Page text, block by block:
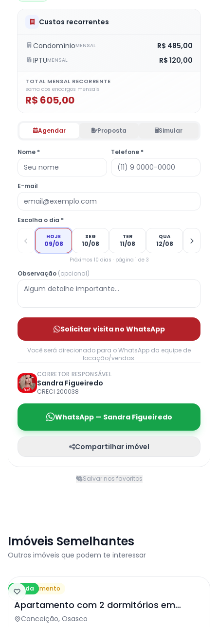
Custos recorrentes
CondomínioMENSAL
R$ 485,00
IPTUMENSAL R$ 120,00
TOTAL MENSAL RECORRENTE
soma dos encargos mensais
R$ 605,00
Agendar Proposta Simular
Nome * Telefone *
E-mail
Escolha o dia *
HOJE
09/08
SEG
10/08
TER
11/08
QUA
12/08
Próximos 10 dias · página 1 de 3
Observação (opcional)
Solicitar visita no WhatsApp
Você será direcionado para o WhatsApp da equipe de
locação/vendas.
CORRETOR RESPONSÁVEL
Sandra Figueiredo
CRECI 200038
WhatsApp — Sandra Figueiredo
Compartilhar imóvel
Salvar nos favoritos
Imóveis Semelhantes
Outros imóveis que podem te interessar
Venda
Apartamento
Apartamento com 2 dormitórios em
Osasco
Conceição, Osasco